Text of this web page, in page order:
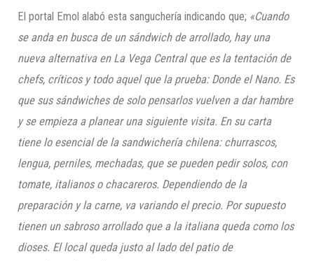
El portal Emol alabó esta sanguchería indicando que; «Cuando
se anda en busca de un sándwich de arrollado, hay una
nueva alternativa en La Vega Central que es la tentación de
chefs, críticos y todo aquel que la prueba: Donde el Nano. Es
que sus sándwiches de solo pensarlos vuelven a dar hambre
y se empieza a planear una siguiente visita. En su carta
tiene lo esencial de la sandwichería chilena: churrascos,
lengua, perniles, mechadas, que se pueden pedir solos, con
tomate, italianos o chacareros. Dependiendo de la
preparación y la carne, va variando el precio. Por supuesto
tienen un sabroso arrollado que a la italiana queda como los
dioses. El local queda justo al lado del patio de